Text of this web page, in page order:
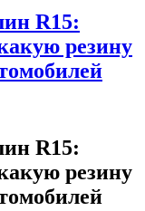
R15:
резину
R15:
резину